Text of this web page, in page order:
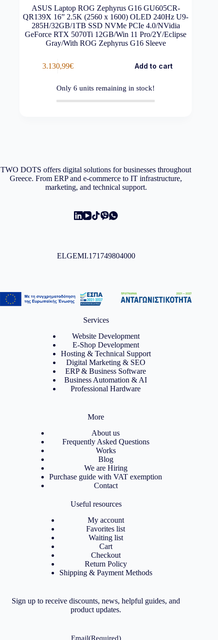
ASUS Laptop ROG Zephyrus G16 GU605CR-
QR139X 16” 2.5K (2560 x 1600) OLED 240Hz U9-
285H/32GB/1TB SSD NVMe PCIe 4.0/NVidia
GeForce RTX 5070Ti 12GB/Win 11 Pro/2Y/Eclipse
Gray/With ROG Zephyrus G16 Sleeve
3.130,99€ Add to cart
Only6 units remaining in stock!
TWO DOTS offers digital solutions for businesses throughout
Greece. From ERP and e-commerce to IT infrastructure,
marketing, and technical support.
ELGEMI.171749804000
Services
Website Development
E-Shop Development
Hosting & Technical Support
Digital Marketing & SEO
ERP & Business Software
Business Automation & AI
Professional Hardware
More
About us
Frequently Asked Questions
Works
Blog
We are Hiring
Purchase guide with VAT exemption
Contact
Useful resources
My account
Favorites list
Waiting list
Cart
Checkout
Return Policy
Shipping & Payment Methods
Sign up to receive discounts, news, helpful guides, and
product updates.
Email(Required)